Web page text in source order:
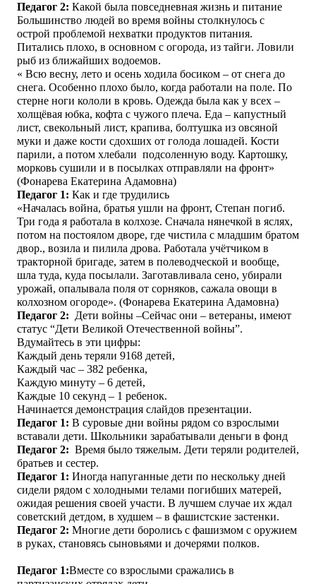
Педагог 2: Какой была повседневная жизнь и питание
Большинство людей во время войны столкнулось с
острой проблемой нехватки продуктов питания.
Питались плохо, в основном с огорода, из тайги. Ловили
рыб из ближайших водоемов.
« Всю весну, лето и осень ходила босиком – от снега до
снега. Особенно плохо было, когда работали на поле. По
стерне ноги кололи в кровь. Одежда была как у всех –
холщёвая юбка, кофта с чужого плеча. Еда – капустный
лист, свекольный лист, крапива, болтушка из овсяной
муки и даже кости сдохших от голода лошадей. Кости
парили, а потом хлебали подсоленную воду. Картошку,
морковь сушили и в посылках отправляли на фронт»
(Фонарева Екатерина Адамовна)
Педагог 1: Как и где трудились
«Началась война, братья ушли на фронт, Степан погиб.
Три года я работала в колхозе. Сначала нянечкой в яслях,
потом на постоялом дворе, где чистила с младшим братом
двор., возила и пилила дрова. Работала учётчиком в
тракторной бригаде, затем в полеводческой и вообще,
шла туда, куда посылали. Заготавливала сено, убирали
урожай, опалывала поля от сорняков, сажала овощи в
колхозном огороде». (Фонарева Екатерина Адамовна)
Педагог 2: Дети войны –Сейчас они – ветераны, имеют
статус “Дети Великой Отечественной войны”.
Вдумайтесь в эти цифры:
Каждый день теряли 9168 детей,
Каждый час – 382 ребенка,
Каждую минуту – 6 детей,
Каждые 10 секунд – 1 ребенок.
Начинается демонстрация слайдов презентации.
Педагог 1: В суровые дни войны рядом со взрослыми
вставали дети. Школьники зарабатывали деньги в фонд
Педагог 2: Время было тяжелым. Дети теряли родителей,
братьев и сестер.
Педагог 1: Иногда напуганные дети по нескольку дней
сидели рядом с холодными телами погибших матерей,
ожидая решения своей участи. В лучшем случае их ждал
советский детдом, в худшем – в фашистские застенки.
Педагог 2: Многие дети боролись с фашизмом с оружием
в руках, становясь сыновьями и дочерями полков.
Педагог 1:Вместе со взрослыми сражались в